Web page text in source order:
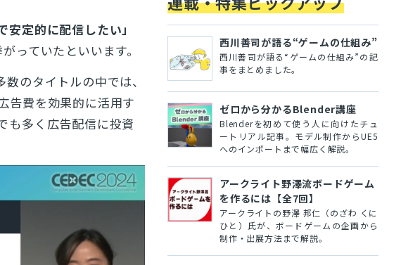
安定的に配信したい」
っていたといいます。
のタイトルの中では、
告費を効果的に活用す
も多く広告配信に投資
西川善司が語る“ゲームの仕組み”
西川善司が語る“ゲームの仕組み”の記
事をまとめました。
ゼロから分かるBlender講座
Blenderを初めて使う人に向けたチュ
ートリアル記事。モデル制作からUE5
へのインポートまで幅広く解説。
アークライト野澤流ボードゲーム
を作るには【全7回】
アークライトの野澤 邦仁（のざわ くに
ひと）氏が、ボードゲームの企画から
制作・出展方法まで解説。